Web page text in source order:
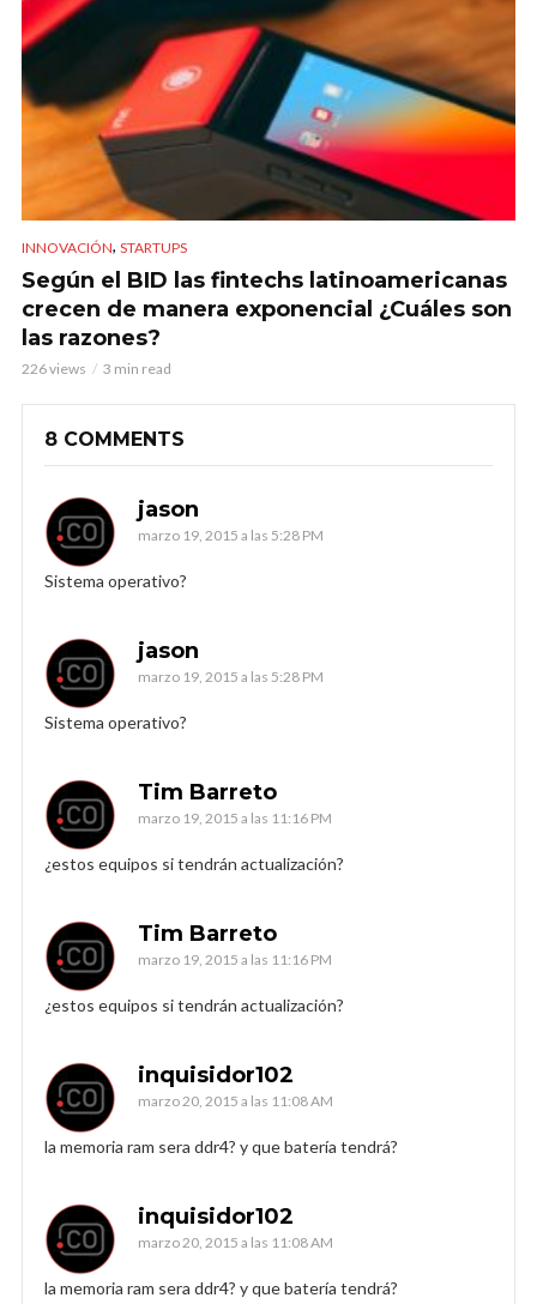
INNOVACIÓN, STARTUPS
Según el BID las fintechs latinoamericanas
crecen de manera exponencial ¿Cuáles son
las razones?
226 views 3 min read
8 COMMENTS
jason
marzo 19, 2015 a las 5:28 PM
Sistema operativo?
jason
marzo 19, 2015 a las 5:28 PM
Sistema operativo?
Tim Barreto
marzo 19, 2015 a las 11:16 PM
¿estos equipos si tendrán actualización?
Tim Barreto
marzo 19, 2015 a las 11:16 PM
¿estos equipos si tendrán actualización?
inquisidor102
marzo 20, 2015 a las 11:08 AM
la memoria ram sera ddr4? y que batería tendrá?
inquisidor102
marzo 20, 2015 a las 11:08 AM
la memoria ram sera ddr4? y que batería tendrá?